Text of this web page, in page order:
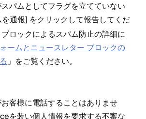
パムとしてフラグを立てていない
を通報⁠] をクリ⁠ックして報告してくだ
ロ⁠ックによるスパム防止の詳細に
ームとニ⁠ュ⁠ースレタ⁠ー ブロ⁠ックの
⁠」をご覧ください⁠。
客様に電話することはありませ
を装い個人情報を要求する不審な